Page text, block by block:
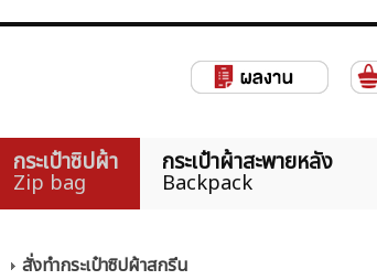
กระเป๋าซิปผ้า
Zip bag
กระเป๋าผ้าสะพายหลัง
Backpack
สั่งทำกระเป๋าซิปผ้าสกรีน